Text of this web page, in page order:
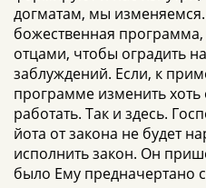
догматам, мы изменяемся.
божественная
отцами, чтобы оградить
заблуждений. Если, к
программе изменить хоть
работать. Так и здесь.
йота от закона не будет
исполнить закон. Он
было Ему